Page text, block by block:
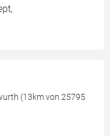
(13km von 25795